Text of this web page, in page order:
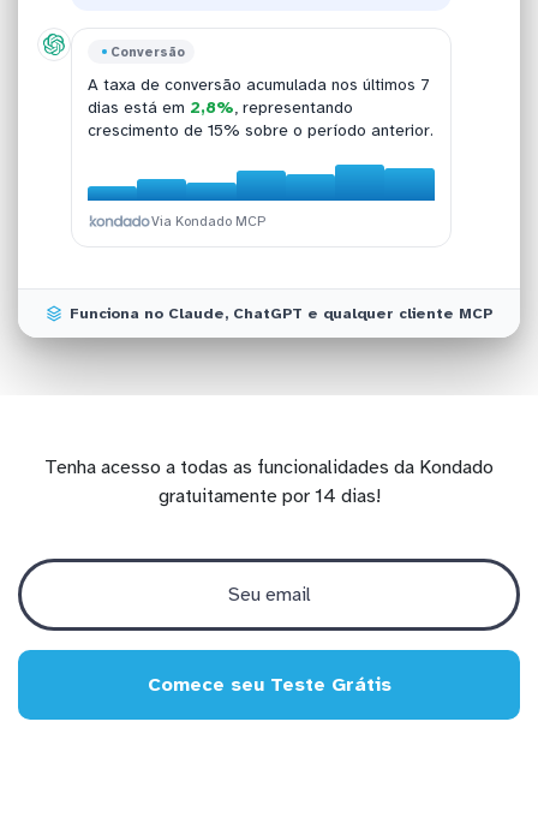
Investimento
O investimento total em campanhas de
retargeting no dia anterior foi deR$
12.450,00com 3.200 cliques registrados.
Via Kondado MCP
Conversão
A taxa de conversão acumulada nos últimos 7
dias está em 2,8%, representando
crescimento de 15% sobre o período anterior.
Via Kondado MCP
Top Receita
As campanhas de retargeting de produtos
abandonados geraramR$ 89.340,00
receita, liderando o faturamento do mês.
Via Kondado MCP
ROAS
O retorno sobre investimento publicitário
médio atual é de3,42x, com custo por
aquisição de R$ 18,50.
Via Kondado MCP
Funciona no Claude, ChatGPT e qualquer cliente MCP
Tenha acesso a todas as funcionalidades da Kondado
gratuitamente por 14 dias!
Comece seu Teste Grátis